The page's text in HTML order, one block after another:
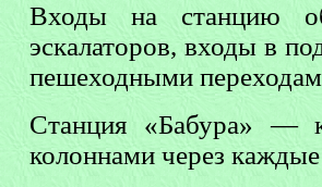
Входы на станцию
эскалаторов, входы в
пешеходными
Станция «Бабура» —
колоннами через